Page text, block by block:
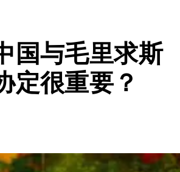
国与毛里求斯
定很重要？